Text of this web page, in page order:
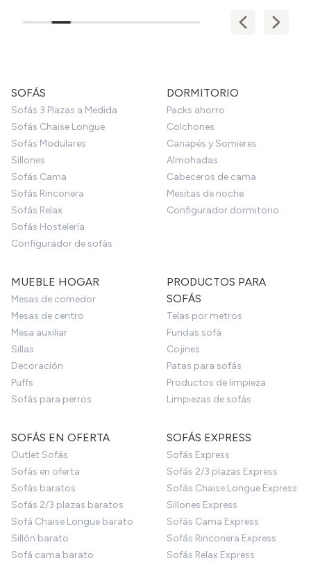
SOFÁS
Sofás 3 Plazas a Medida
Sofás Chaise Longue
Sofás Modulares
Sillones
Sofás Cama
Sofás Rinconera
Sofás Relax
Sofás Hostelería
Configurador de sofás
DORMITORIO
Packs ahorro
Colchones
Canapés y Somieres
Almohadas
Cabeceros de cama
Mesitas de noche
Configurador dormitorio
MUEBLE HOGAR
Mesas de comedor
Mesas de centro
Mesa auxiliar
Sillas
Decoración
Puffs
Sofás para perros
PRODUCTOS PARA
SOFÁS
Telas por metros
Fundas sofá
Cojines
Patas para sofás
Productos de limpieza
Limpiezas de sofás
SOFÁS EN OFERTA
Outlet Sofás
Sofás en oferta
Sofás baratos
Sofás 2/3 plazas baratos
Sofá Chaise Longue barato
Sillón barato
Sofá cama barato
SOFÁS EXPRESS
Sofás Express
Sofás 2/3 plazas Express
Sofás Chaise Longue Express
Sillones Express
Sofás Cama Express
Sofás Rinconera Express
Sofás Relax Express